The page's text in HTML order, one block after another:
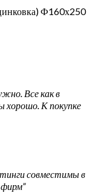
Ф160х250
Все как в
хорошо. К покупке
совместимы в